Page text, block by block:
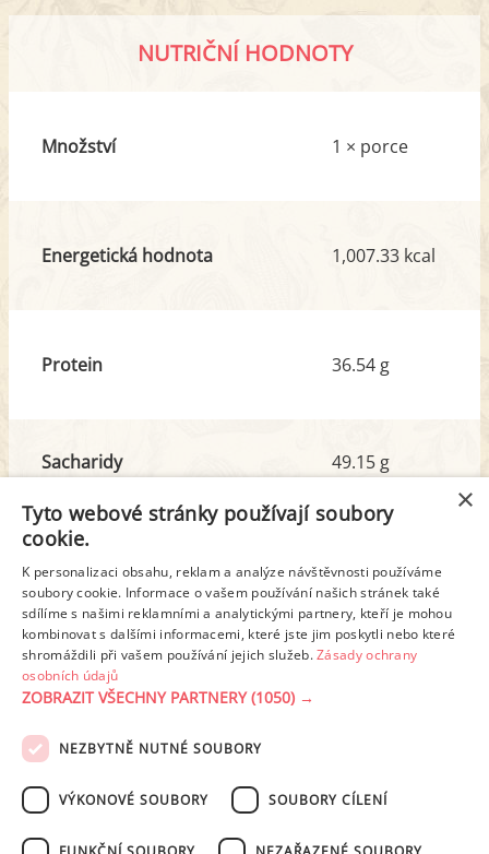
NUTRIČNÍ HODNOTY
Množství 1 × porce
Energetická hodnota 1,007.33 kcal
Protein 36.54 g
Sacharidy
z toho cukr
49.15 g
8.15 g
Tuk
z toho nas. mastné kyseliny
73.39 g
46.21 g
Detailní rozpis
PODMÍNKY UŽITÍ ZÁSADY OCHRANY OSOBNÍCH ÚDAJŮ
NASTAVENÍ COOKIES
×
Tyto webové stránky používají soubory
cookie.
K personalizaci obsahu, reklam a analýze návštěvnosti používáme
soubory cookie. Informace o vašem používání našich stránek také
sdílíme s našimi reklamními a analytickými partnery, kteří je mohou
kombinovat s dalšími informacemi, které jste jim poskytli nebo které
shromáždili při vašem používání jejich služeb.Zásady ochrany
osobních údajů
ZOBRAZIT VŠECHNY PARTNERY(1050) →
NEZBYTNĚ NUTNÉ SOUBORY
VÝKONOVÉ SOUBORY SOUBORY CÍLENÍ